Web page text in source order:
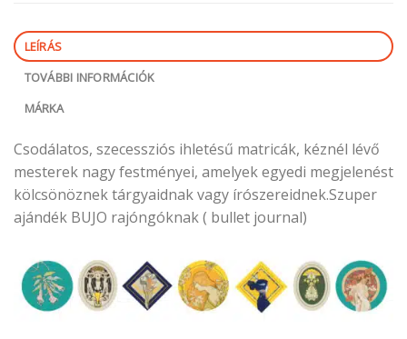
LEÍRÁS
TOVÁBBI INFORMÁCIÓK
MÁRKA
Csodálatos, szecessziós ihletésű matricák, kéznél lévő
mesterek nagy festményei, amelyek egyedi megjelenést
kölcsönöznek tárgyaidnak vagy írószereidnek.Szuper
ajándék BUJO rajóngóknak ( bullet journal)